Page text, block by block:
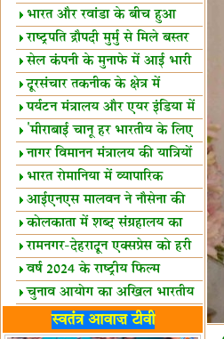
दूर रहें-मोदी
भारत और रवांडा के बीच हुआ
व्यापार विस्तार
राष्ट्रपति द्रौपदी मुर्मु से मिले बस्तर
के प्रतिनिधि
सेल कंपनी के मुनाफे में आई भारी
उछाल!
दूरसंचार तकनीक के क्षेत्र में
उत्कृष्टता पुरस्कार
पर्यटन मंत्रालय और एयर इंडिया में
समझौता
'मीराबाई चानू हर भारतीय के लिए
प्रेरणा'
नागर विमानन मंत्रालय की यात्रियों
को सलाह
भारत रोमानिया में व्यापारिक
साझेदारियां
आईएनएस मालवन ने नौसेना की
ताकत बढ़ाई
कोलकाता में शब्द संग्रहालय का
उद्घाटन
रामनगर-देहरादून एक्सप्रेस को हरी
झंडीवर्ष 2024 के राष्ट्रीय फिल्म
पुरस्कारों की घोषणा
चुनाव आयोग का अखिल भारतीय
मीडिया सम्मेलन
भारत में केवड़े का अस्तित्‍व 24
स्वतंत्र आवाज़ टीवी